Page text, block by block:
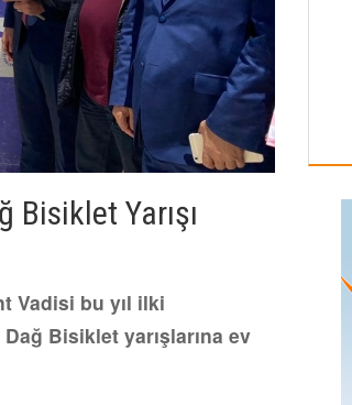
Bisiklet Yarışı
Vadisi bu yıl ilki
Bisiklet yarışlarına ev